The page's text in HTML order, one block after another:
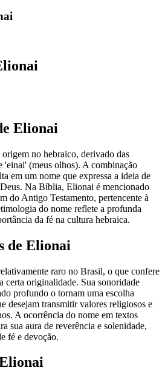
Elionai
no hebraico, derivado das
'einai' (meus olhos). A combinação
em um nome que expressa a ideia de
Na Bíblia, Elionai é mencionado
do Antigo Testamento, pertencente à
do nome reflete a profunda
da fé na cultura hebraica.
de Elionai
raro no Brasil, o que confere
certa originalidade. Sua sonoridade
profundo o tornam uma escolha
desejam transmitir valores religiosos e
A ocorrência do nome em textos
sua aura de reverência e solenidade,
fé e devoção.